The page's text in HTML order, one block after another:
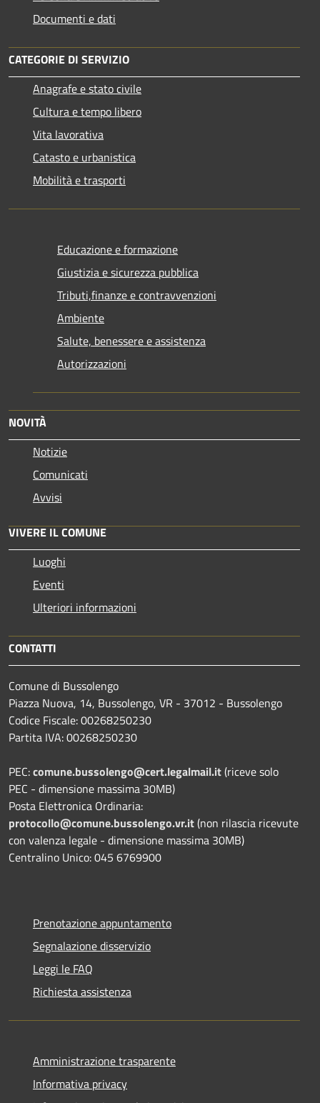
Documenti e dati
CATEGORIE DI SERVIZIO
Anagrafe e stato civile
Cultura e tempo libero
Vita lavorativa
Catasto e urbanistica
Mobilità e trasporti
Educazione e formazione
Giustizia e sicurezza pubblica
Tributi,finanze e contravvenzioni
Ambiente
Salute, benessere e assistenza
Autorizzazioni
NOVITÀ
Notizie
Comunicati
Avvisi
VIVERE IL COMUNE
Luoghi
Eventi
Ulteriori informazioni
CONTATTI
Comune di Bussolengo
Piazza Nuova, 14, Bussolengo, VR - 37012 - Bussolengo
Codice Fiscale: 00268250230
Partita IVA: 00268250230
PEC:comune.bussolengo@cert.legalmail.it(riceve solo
PEC - dimensione massima 30MB)
Posta Elettronica Ordinaria:
protocollo@comune.bussolengo.vr.it(non rilascia ricevute
con valenza legale - dimensione massima 30MB)
Centralino Unico: 045 6769900
Prenotazione appuntamento
Segnalazione disservizio
Leggi le FAQ
Richiesta assistenza
Amministrazione trasparente
Informativa privacy